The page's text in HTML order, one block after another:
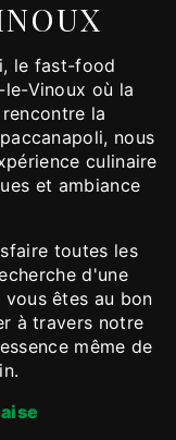
le fast-food
Vinoux où la
la
nous
culinaire
et ambiance
toutes les
d'une
êtes au bon
à travers notre
même de